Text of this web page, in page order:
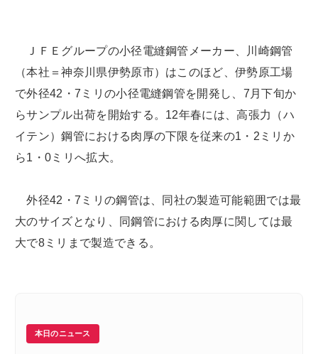
ＪＦＥグループの小径電縫鋼管メーカー、川崎鋼管
（本社＝神奈川県伊勢原市）はこのほど、伊勢原工場
で外径42・7ミリの小径電縫鋼管を開発し、7月下旬か
らサンプル出荷を開始する。12年春には、高張力（ハ
イテン）鋼管における肉厚の下限を従来の1・2ミリか
ら1・0ミリへ拡大。
外径42・7ミリの鋼管は、同社の製造可能範囲では最
大のサイズとなり、同鋼管における肉厚に関しては最
大で8ミリまで製造できる。
本日のニュース